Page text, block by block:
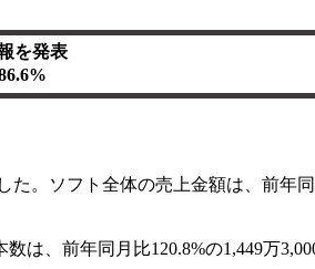
を発表
。ソフト全体の売上金額は、前年
、前年同月比120.8%の1,449万